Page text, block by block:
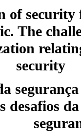
of security
The
security
desafios